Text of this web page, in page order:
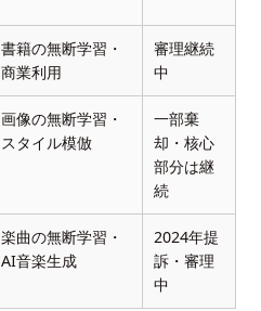
書籍の無断学習・
商業利用
審理継続
中
画像の無断学習・
スタイル模倣
一部棄
却・核心
部分は継
続
楽曲の無断学習・
AI音楽生成
2024年提
訴・審理
中